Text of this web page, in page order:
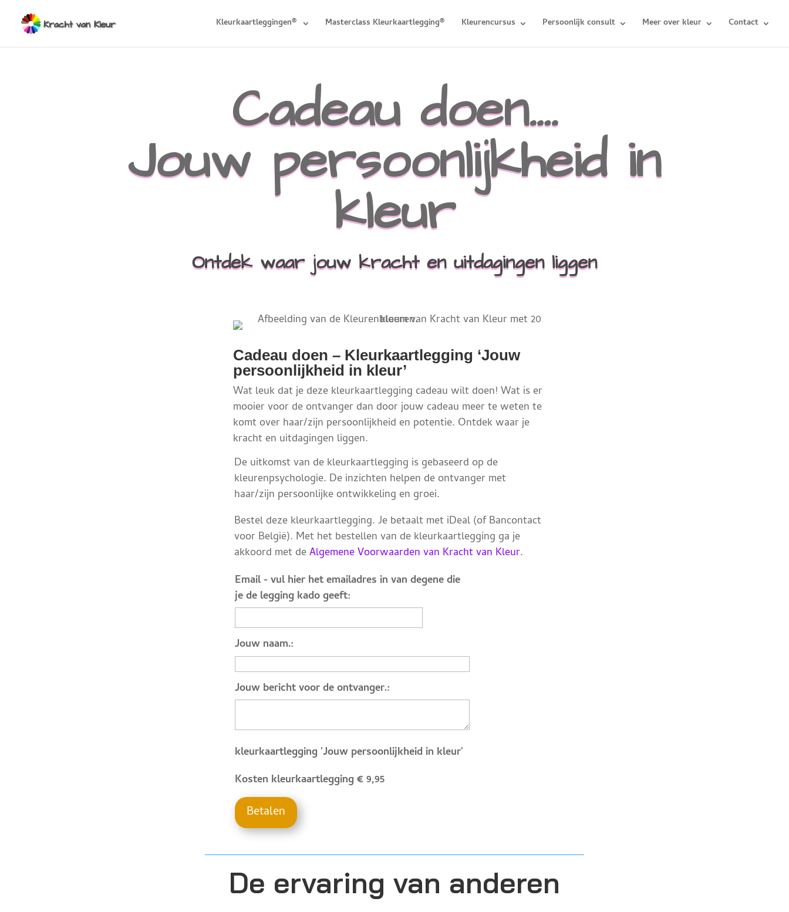
Kleurkaartleggingen® Masterclass Kleurkaartlegging® Kleurencursus Persoonlijk consult Meer over kleur Contact
Cadeau doen….
Jouw persoonlijkheid in
kleur
Ontdek waar jouw kracht en uitdagingen liggen
Cadeau doen – Kleurkaartlegging ‘Jouw
persoonlijkheid in kleur’
Wat leuk dat je deze kleurkaartlegging cadeau wilt doen! Wat is er
mooier voor de ontvanger dan door jouw cadeau meer te weten te
komt over haar/zijn persoonlijkheid en potentie. Ontdek waar je
kracht en uitdagingen liggen.
De uitkomst van de kleurkaartlegging is gebaseerd op de
kleurenpsychologie. De inzichten helpen de ontvanger met
haar/zijn persoonlijke ontwikkeling en groei.
Bestel deze kleurkaartlegging. Je betaalt met iDeal (of Bancontact
voor België). Met het bestellen van de kleurkaartlegging ga je
akkoord met deAlgemene Voorwaarden van Kracht van Kleur.
Email - vul hier het emailadres in van degene die
je de legging kado geeft:
Jouw naam.:
Jouw bericht voor de ontvanger.:
kleurkaartlegging 'Jouw persoonlijkheid in kleur'
Kosten kleurkaartlegging€ 9,95
Betalen
De ervaring van anderen